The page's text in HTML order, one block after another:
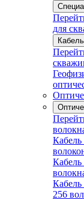
для
Кабель
Кабель
Кабель
256